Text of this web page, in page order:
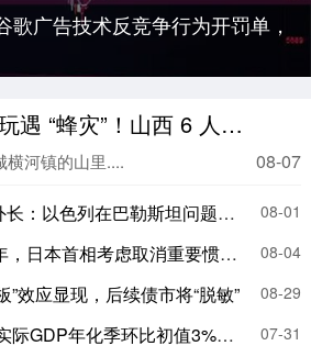
歌广告技术反竞争行为开罚单，
6 人被马蜂疯狂攻击，紧急求救画面曝光
08-07
横河镇的山里....
列在巴勒斯坦问题上“越来越处于少数”
08-01
相考虑取消重要惯例 避免激化党内矛盾
08-04
”效应显现，后续债市将“脱敏”
08-29
季环比初值3%好于预期，PCE物价指数2.5%
07-31